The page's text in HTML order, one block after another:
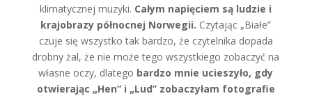
klimatycznej muzyki. Całym napięciem są ludzie i
krajobrazy północnej Norwegii. Czytając „Białe”
czuje się wszystko tak bardzo, że czytelnika dopada
drobny żal, że nie może tego wszystkiego zobaczyć na
własne oczy, dlatego bardzo mnie ucieszyło, gdy
otwierając „Hen” i „Lud” zobaczyłam fotografie